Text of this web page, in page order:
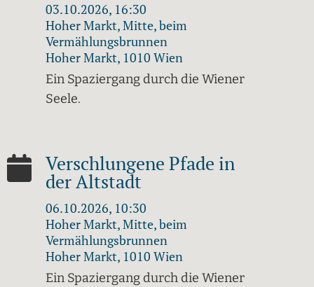
03.10.2026, 16:30
Hoher Markt, Mitte, beim
Vermählungsbrunnen
Hoher Markt, 1010 Wien
Ein Spaziergang durch die Wiener
Seele.
Verschlungene Pfade in
der Altstadt
06.10.2026, 10:30
Hoher Markt, Mitte, beim
Vermählungsbrunnen
Hoher Markt, 1010 Wien
Ein Spaziergang durch die Wiener